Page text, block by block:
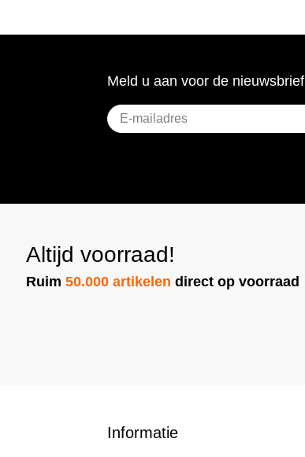
Meld u aan voor de nieuwsbrief
E-
mailadres(Vereist)
Altijd voorraad!
Ruim50.000 artikelen direct op voorraad
Informatie